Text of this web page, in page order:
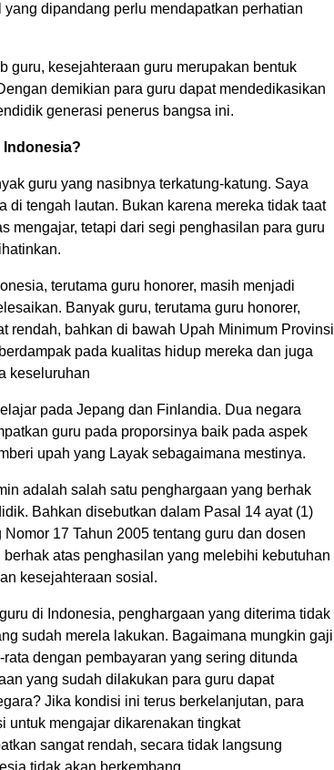
dipandang perlu mendapatkan perhatian
guru, kesejahteraan guru merupakan bentuk
demikian para guru dapat mendedikasikan
generasi penerus bangsa ini.
Indonesia?
guru yang nasibnya terkatung-katung. Saya
di tengah lautan. Bukan karena mereka tidak taat
mengajar, tetapi dari segi penghasilan para guru
terutama guru honorer, masih menjadi
Banyak guru, terutama guru honorer,
rendah, bahkan di bawah Upah Minimum Provinsi
pada kualitas hidup mereka dan juga
keseluruhan
pada Jepang dan Finlandia. Dua negara
guru pada proporsinya baik pada aspek
upah yang Layak sebagaimana mestinya.
adalah salah satu penghargaan yang berhak
Bahkan disebutkan dalam Pasal 14 ayat (1)
17 Tahun 2005 tentang guru dan dosen
atas penghasilan yang melebihi kebutuhan
kesejahteraan sosial.
di Indonesia, penghargaan yang diterima tidak
sudah merela lakukan. Bagaimana mungkin gaji
dengan pembayaran yang sering ditunda
yang sudah dilakukan para guru dapat
Jika kondisi ini terus berkelanjutan, para
untuk mengajar dikarenakan tingkat
sangat rendah, secara tidak langsung
tidak akan berkembang.